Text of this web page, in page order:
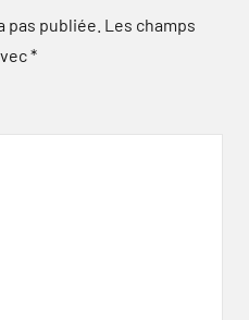
pas publiée. Les champs
*